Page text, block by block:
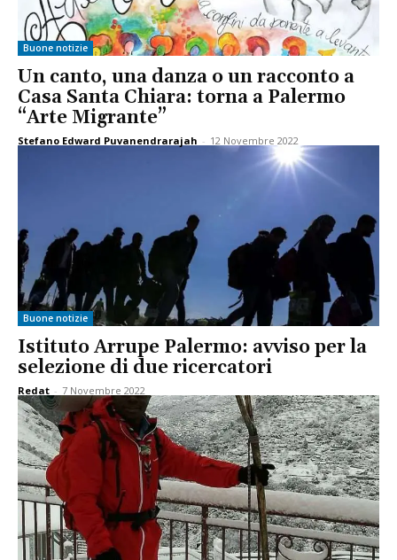
Buone notizie
Un canto, una danza o un racconto a
Casa Santa Chiara: torna a Palermo
“Arte Migrante”
Stefano Edward Puvanendrarajah - 12 Novembre 2022
Buone notizie
Istituto Arrupe Palermo: avviso per la
selezione di due ricercatori
Redat - 7 Novembre 2022